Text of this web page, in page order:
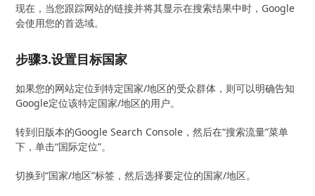
现在，当您跟踪网站的链接并将其显示在搜索结果中时，Google
会使用您的首选域。
步骤3.设置目标国家
如果您的网站定位到特定国家/地区的受众群体，则可以明确告知
Google定位该特定国家/地区的用户。
转到旧版本的Google Search Console，然后在“搜索流量”菜单
下，单击“国际定位”。
切换到“国家/地区”标签，然后选择要定位的国家/地区。